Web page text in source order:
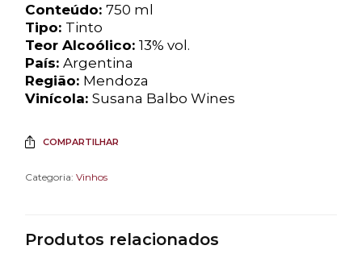
Conteúdo: 750 ml
Tipo: Tinto
Teor Alcoólico: 13% vol.
País: Argentina
Região: Mendoza
Vinícola: Susana Balbo Wines
COMPARTILHAR
Categoria: Vinhos
Produtos relacionados